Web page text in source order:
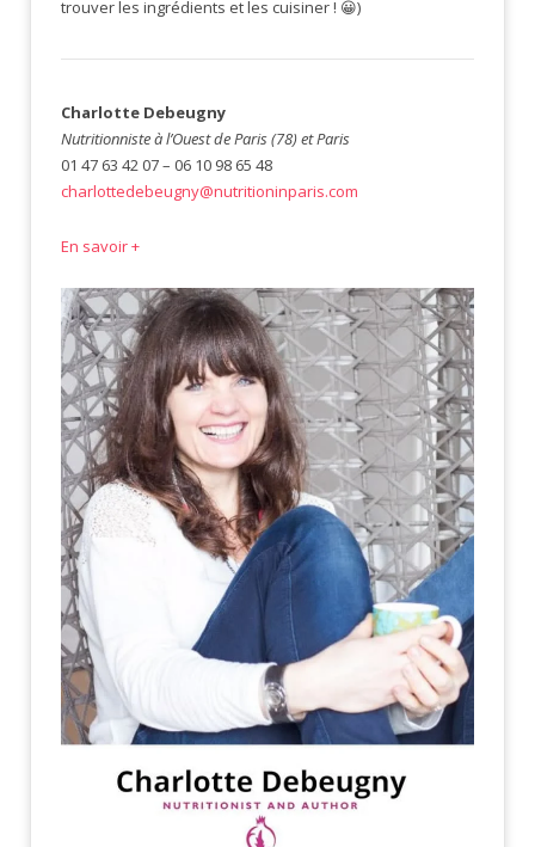
trouver les ingrédients et les cuisiner ! 😀)
Charlotte Debeugny
Nutritionniste à l’Ouest de Paris (78) et Paris
01 47 63 42 07 – 06 10 98 65 48
charlottedebeugny@nutritioninparis.com
En savoir +